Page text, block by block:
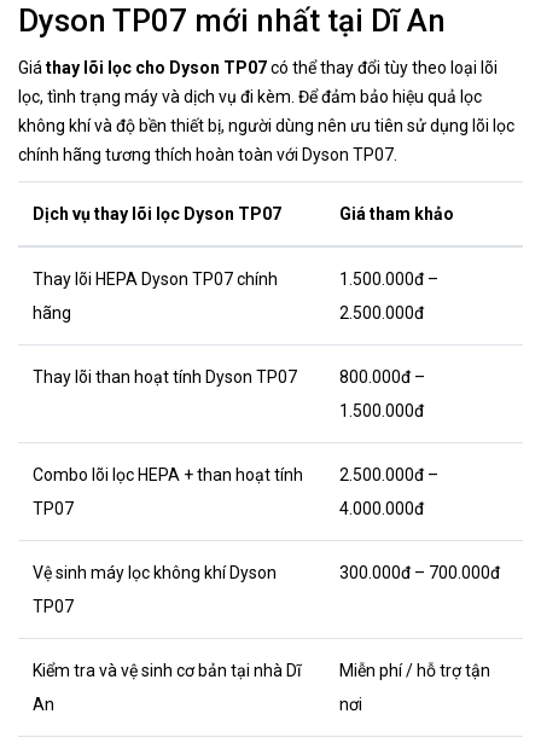
Dyson TP07 mới nhất tại Dĩ An
Giá thay lõi lọc cho Dyson TP07có thể thay đổi tùy theo loại lõi
lọc, tình trạng máy và dịch vụ đi kèm. Để đảm bảo hiệu quả lọc
không khí và độ bền thiết bị, người dùng nên ưu tiên sử dụng lõi lọc
chính hãng tương thích hoàn toàn với Dyson TP07.
Dịch vụ thay lõi lọc Dyson TP07 Giá tham khảo
Thay lõi HEPA Dyson TP07 chính
hãng
1.500.000đ –
2.500.000đ
Thay lõi than hoạt tính Dyson TP07
800.000đ –
1.500.000đ
Combo lõi lọc HEPA + than hoạt tính
TP07
2.500.000đ –
4.000.000đ
Vệ sinh máy lọc không khí Dyson
TP07
300.000đ – 700.000đ
Kiểm tra và vệ sinh cơ bản tại nhà Dĩ
An
Miễn phí / hỗ trợ tận
nơi